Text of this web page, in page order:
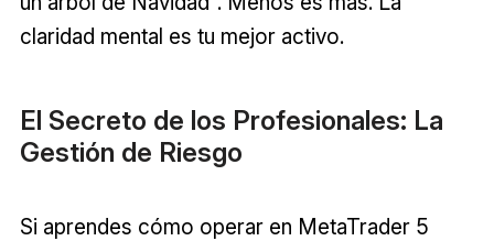
claridad mental es tu mejor activo.
El Secreto de los Profesionales: La
Gestión de Riesgo
Si aprendes cómo operar en MetaTrader 5